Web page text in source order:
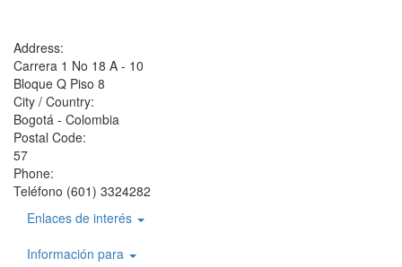
Address:
Carrera 1 No 18 A - 10
Bloque Q Piso 8
City / Country:
Bogotá - Colombia
Postal Code:
57
Phone:
Teléfono (601) 3324282
Enlaces de interés
Información para